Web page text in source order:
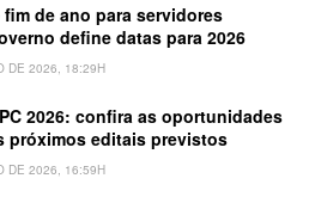
fim de ano para servidores
define datas para 2026
DE 2026, 18:29H
2026: confira as oportunidades
próximos editais previstos
DE 2026, 16:59H